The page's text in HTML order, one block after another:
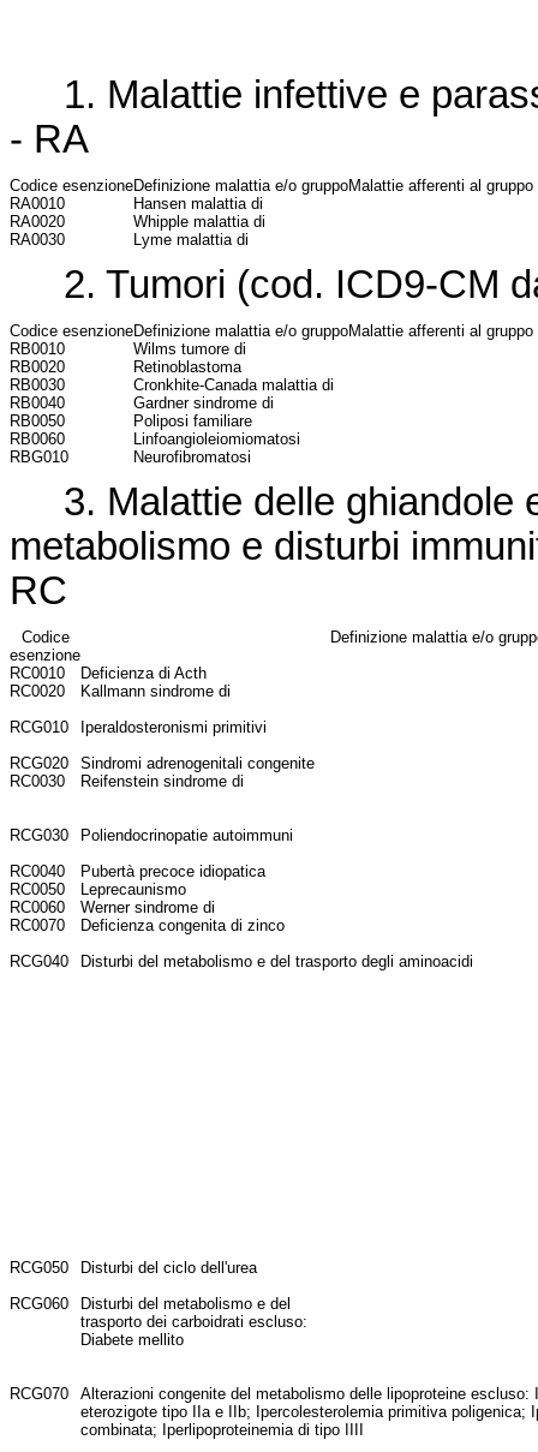
1. Malattie infettive e
- RA
Codice esenzioneDefinizione malattia e/o gruppoMalattie afferenti al gruppo
RA0010
Hansen malattia di
RA0020
Whipple malattia di
RA0030
Lyme malattia di
2. Tumori (cod. ICD9-CM
Codice esenzioneDefinizione malattia e/o gruppoMalattie afferenti al gruppo
RB0010
Wilms tumore di
RB0020
Retinoblastoma
RB0030
Cronkhite-Canada malattia di
RB0040
Gardner sindrome di
RB0050
Poliposi familiare
RB0060
Linfoangioleiomiomatosi
RBG010
Neurofibromatosi
3. Malattie delle ghiandole
metabolismo e disturbi
RC
Codice
esenzione
Definizione malattia e/o
RC0010
Deficienza di Acth
RC0020
Kallmann sindrome di
RCG010
Iperaldosteronismi primitivi
RCG020
Sindromi adrenogenitali congenite
RC0030
Reifenstein sindrome di
RCG030
Poliendocrinopatie autoimmuni
RC0040
Pubertà precoce idiopatica
RC0050
Leprecaunismo
RC0060
Werner sindrome di
RC0070
Deficienza congenita di zinco
RCG040
Disturbi del metabolismo e del trasporto degli aminoacidi
RCG050
Disturbi del ciclo dell'urea
RCG060
Disturbi del metabolismo e del
trasporto dei carboidrati escluso:
Diabete mellito
RCG070
Alterazioni congenite del metabolismo delle lipoproteine escluso:
eterozigote tipo IIa e IIb; Ipercolesterolemia primitiva poligenica;
combinata; Iperlipoproteinemia di tipo IIII